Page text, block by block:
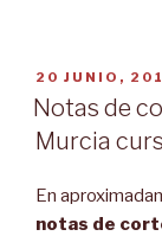
PUBLICADO
EL
20 JUNIO,
Notas de
Murcia
En
notas de